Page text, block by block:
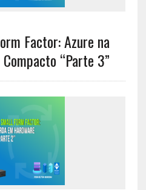
Factor: Azure na
“Parte 3”